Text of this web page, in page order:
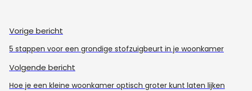
Vorige bericht
5 stappen voor een grondige stofzuigbeurt in je woonkamer
Volgende bericht
Hoe je een kleine woonkamer optisch groter kunt laten lijken